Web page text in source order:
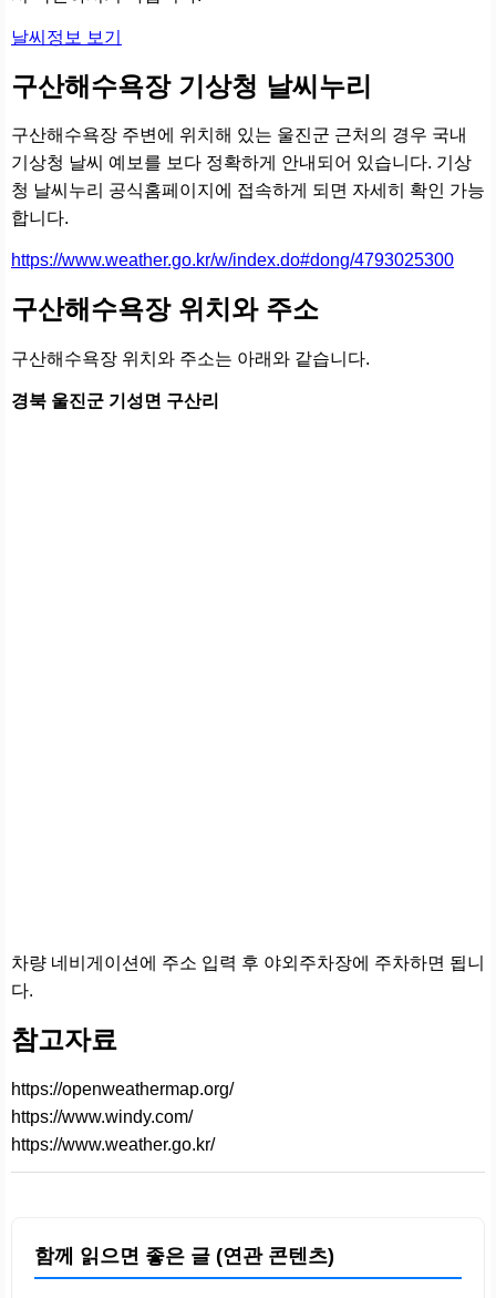
날씨정보 보기
구산해수욕장 기상청 날씨누리
구산해수욕장 주변에 위치해 있는 울진군 근처의 경우 국내
기상청 날씨 예보를 보다 정확하게 안내되어 있습니다. 기상
청 날씨누리 공식홈페이지에 접속하게 되면 자세히 확인 가능
합니다.
https://www.weather.go.kr/w/index.do#dong/4793025300
구산해수욕장 위치와 주소
구산해수욕장 위치와 주소는 아래와 같습니다.
경북 울진군 기성면 구산리
차량 네비게이션에 주소 입력 후 야외주차장에 주차하면 됩니
다.
참고자료
https://openweathermap.org/
https://www.windy.com/
https://www.weather.go.kr/
함께 읽으면 좋은 글 (연관 콘텐츠)